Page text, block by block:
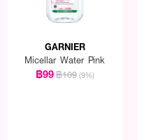
GARNIER
Micellar Water Pink
฿99฿109 (9%)